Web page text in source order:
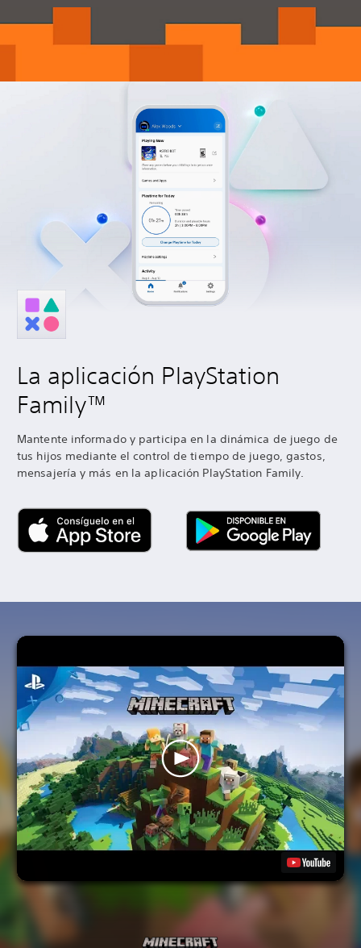
La aplicación PlayStation
Family™
Mantente informado y participa en la dinámica de juego de
tus hijos mediante el control de tiempo de juego, gastos,
mensajería y más en la aplicación PlayStation Family.